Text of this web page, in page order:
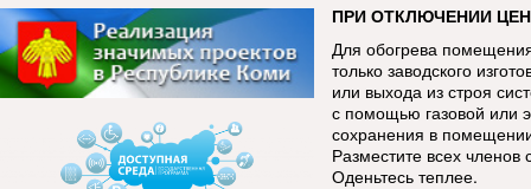
ПРИ ОТКЛЮЧЕНИИ
Для обогрева
только заводского
или выхода из строя
с помощью газовой или
сохранения в
Разместите всех
Оденьтесь теплее.